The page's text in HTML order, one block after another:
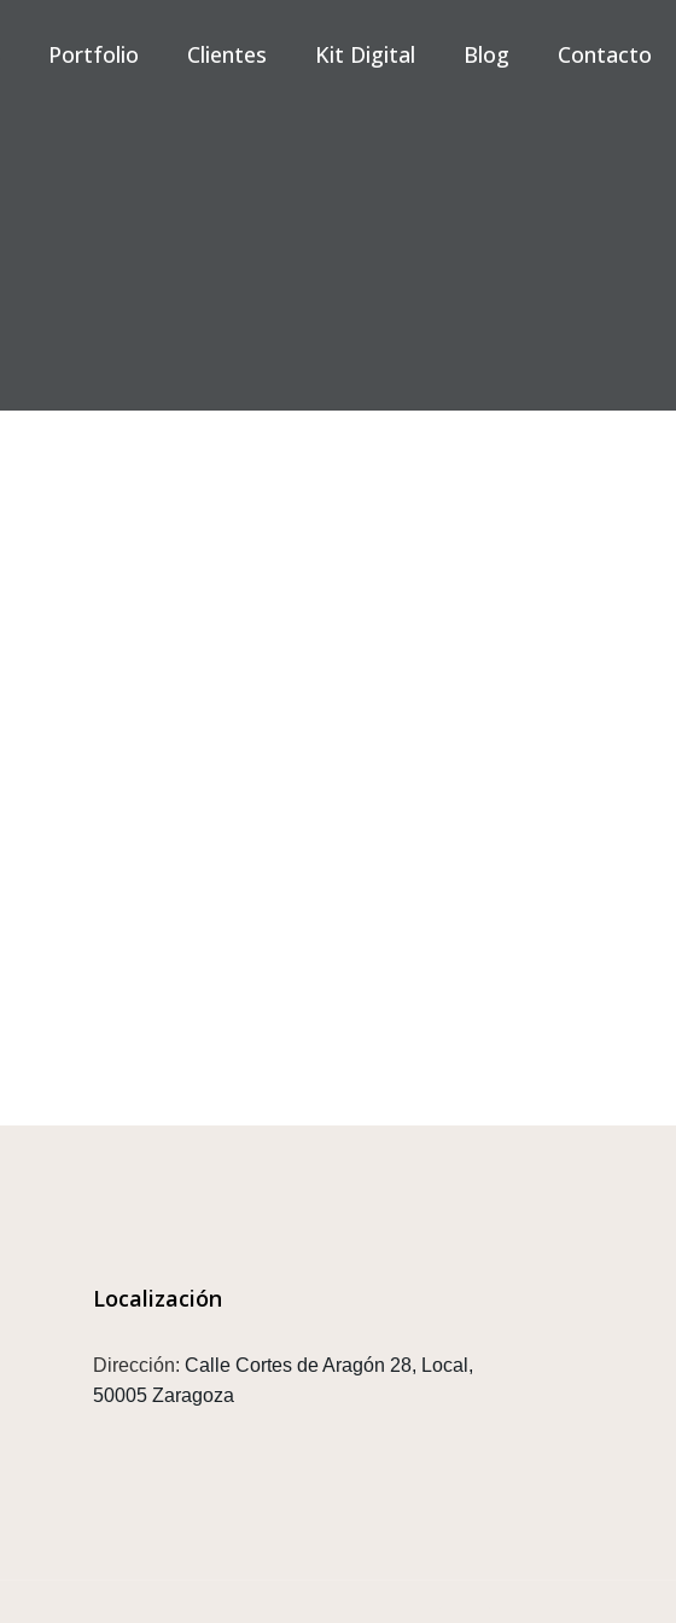
Portfolio Clientes Kit Digital Blog Contacto
Localización
Dirección: Calle Cortes de Aragón 28, Local,
50005 Zaragoza